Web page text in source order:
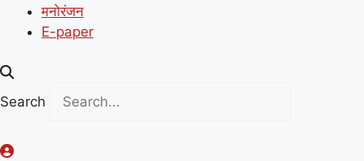
मनोरंजन
E-paper
Search